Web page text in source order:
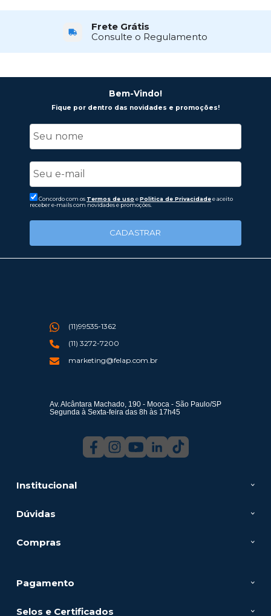
Frete Grátis
Consulte o Regulamento
Bem-Vindo!
Fique por dentro das novidades e promoções!
Concordo com os Termos de uso ePolitica de Privacidadee aceito
receber e-mails com novidades e promoções.
CADASTRAR
Institucional
Dúvidas
Compras
(11)99535-1362
(11) 3272-7200
marketing@felap.com.br
Av. Alcântara Machado, 190 - Mooca - São Paulo/SP
Segunda à Sexta-feira das 8h às 17h45
Pagamento
Selos e Certificados